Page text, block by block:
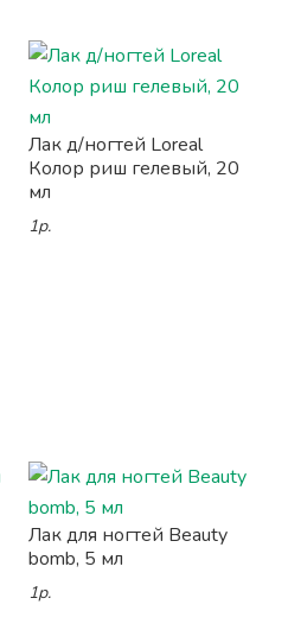
Лак д/ногтей Loreal
Колор риш гелевый, 20
мл
1р.
Лак для ногтей Beauty
bomb, 5 мл
1р.